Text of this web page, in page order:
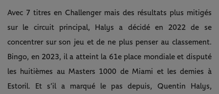
Avec 7 titres en Challenger mais des résultats plus mitigés
sur le circuit principal, Halys a décidé en 2022 de se
concentrer sur son jeu et de ne plus penser au classement.
Bingo, en 2023, il a atteint la 61e place mondiale et disputé
les huitièmes au Masters 1000 de Miami et les demies à
Estoril. Et s’il a marqué le pas depuis, Quentin Halys,